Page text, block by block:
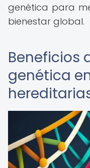
genética para
bienestar global.
Beneficios
genética